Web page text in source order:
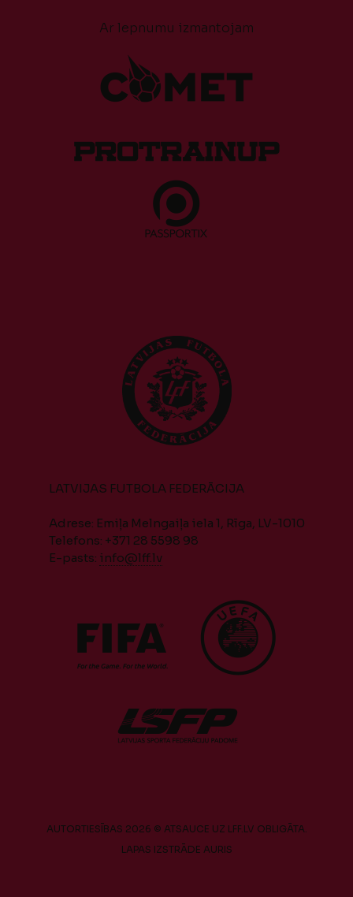
Ar lepnumu izmantojam
LATVIJAS FUTBOLA FEDERĀCIJA
Adrese: Emiļa Melngaiļa iela 1, Rīga, LV-1010
Telefons: +371 28 5598 98
E-pasts: info@lff.lv
AUTORTIESĪBAS 2026 © ATSAUCE UZ LFF.LV OBLIGĀTA.
LAPAS IZSTRĀDE AURIS